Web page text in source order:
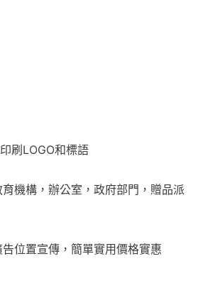
刷LOGO和標語
機構，辦公室，政府部門，贈品派
位置宣傳，簡單實用價格實惠